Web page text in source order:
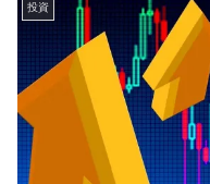
投資